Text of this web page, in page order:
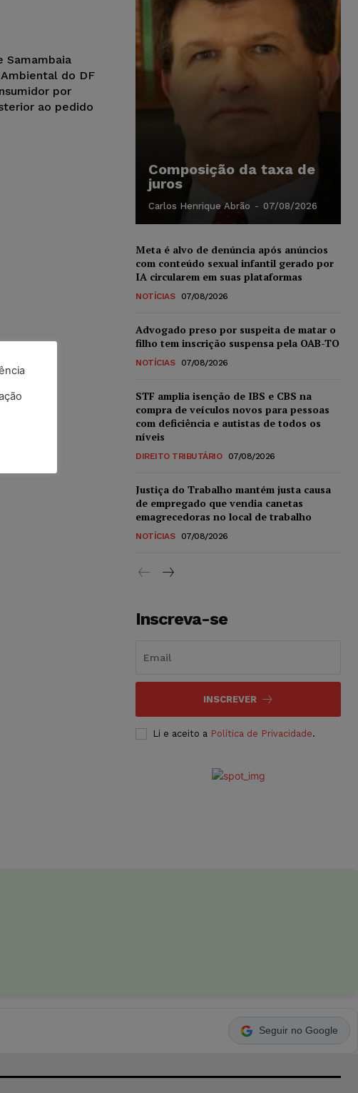
Samambaia
do DF
por
ao pedido
Composição da taxa de
juros
Carlos Henrique Abrão - 07/08/2026
Meta é alvo de denúncia após anúncios
com conteúdo sexual infantil gerado por
IA circularem em suas plataformas
NOTÍCIAS 07/08/2026
Advogado preso por suspeita de matar o
filho tem inscrição suspensa pela OAB-TO
NOTÍCIAS 07/08/2026
STF amplia isenção de IBS e CBS na
compra de veículos novos para pessoas
com deficiência e autistas de todos os
níveis
DIREITO TRIBUTÁRIO 07/08/2026
Justiça do Trabalho mantém justa causa
de empregado que vendia canetas
emagrecedoras no local de trabalho
NOTÍCIAS 07/08/2026
Inscreva-se
INSCREVER
Li e aceito a Política de Privacidade.
Seguir no Google